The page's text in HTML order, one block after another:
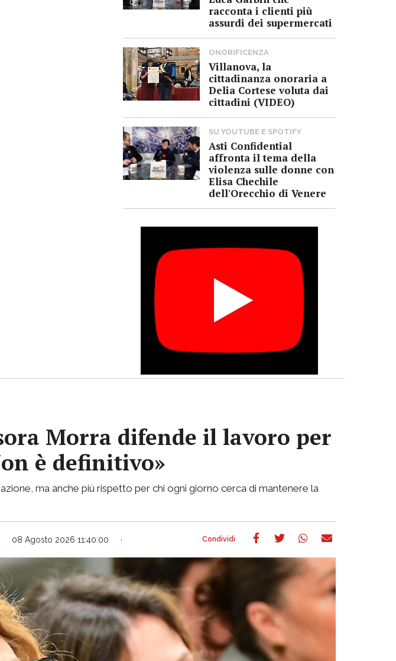
racconta i clienti più
assurdi dei supermercati
ONORIFICENZA
Villanova, la
cittadinanza onoraria a
Delia Cortese voluta dai
cittadini (VIDEO)
SU YOUTUBE E SPOTIFY
Asti Confidential
affronta il tema della
violenza sulle donne con
Elisa Chechile
dell'Orecchio di Venere
Morra difende il lavoro per
è definitivo»
ma anche più rispetto per chi ogni giorno cerca di mantenere la
08 Agosto 2026 11:40:00